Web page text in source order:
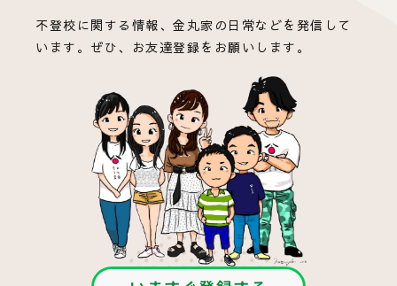
不登校に関する情報、金丸家の日常などを発信して
います。ぜひ、お友達登録をお願いします。